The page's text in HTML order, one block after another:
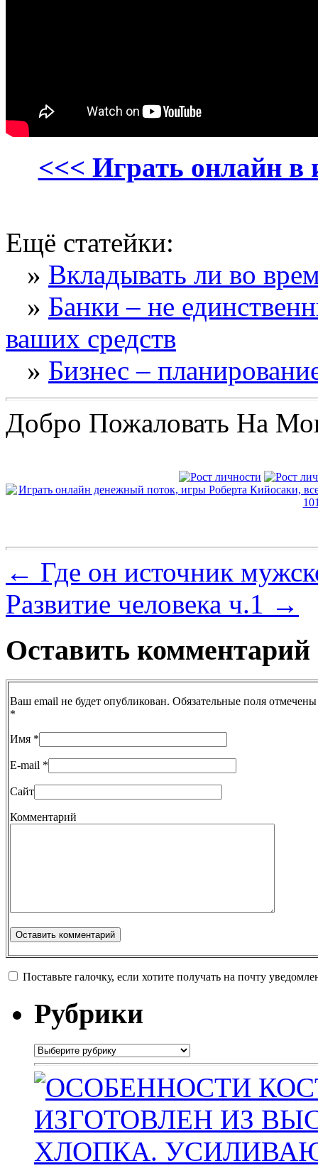
<<< Играть онлайн в
Ещё статейки:
» Вкладывать ли во
» Банки – не
ваших средств
» Бизнес –
Добро Пожаловать На
← Где он источник
Развитие человека ч.1 →
Оставить комментарий
Ваш email не будет опубликован. Обязательные поля отмечены
*
Имя *
E-mail *
Сайт
Комментарий
Поставьте галочку, если хотите получать на почту
Рубрики